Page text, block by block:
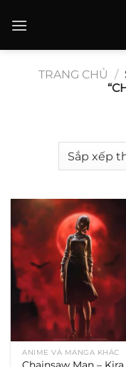
qua
TRANG CHỦ /
ANIME VÀ MANGA KHÁC
Chainsaw Man – Kira